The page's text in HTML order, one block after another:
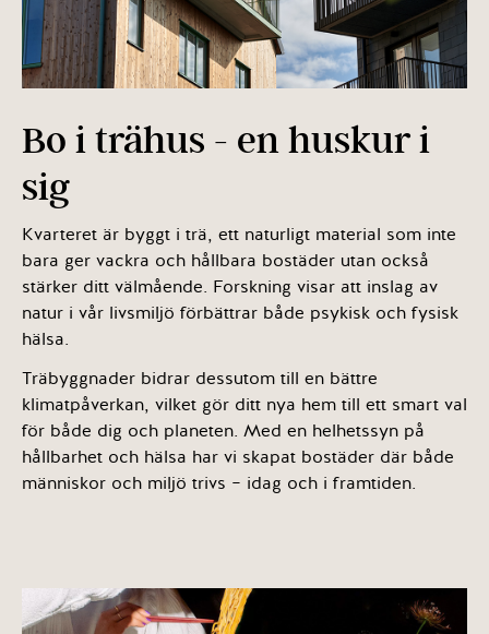
Bo i trähus - en huskur i
sig
Kvarteret är byggt i trä, ett naturligt material som inte
bara ger vackra och hållbara bostäder utan också
stärker ditt välmående. Forskning visar att inslag av
natur i vår livsmiljö förbättrar både psykisk och fysisk
hälsa.
Träbyggnader bidrar dessutom till en bättre
klimatpåverkan, vilket gör ditt nya hem till ett smart val
för både dig och planeten. Med en helhetssyn på
hållbarhet och hälsa har vi skapat bostäder där både
människor och miljö trivs – idag och i framtiden.